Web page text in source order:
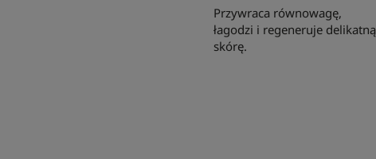
Przywraca równowagę,
łagodzi i regeneruje delikatną
skórę.